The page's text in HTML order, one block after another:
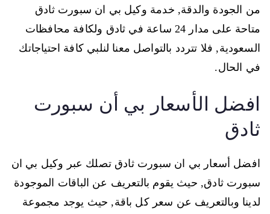
من الجودة والدقة, خدمة وكيل بي ان سبورت ثادق
متاحة على مدار 24 ساعة في ثادق ولكافة محافظات
السعودية, فلا تتردد بالتواصل معنا لنلبي كافة احتياجاتك
في الحال.
افضل الأسعار بي أن سبورت
ثادق
افضل أسعار بي ان سبورت ثادق تصلك عبر وكيل بي ان
سبورت ثادق, حيث يقوم بالتعريف عن الباقات الموجودة
لدينا وبالتعريف عن سعر كل باقة, حيث يوجد مجموعة